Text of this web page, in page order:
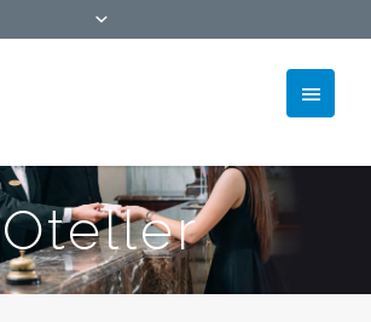
Oteller